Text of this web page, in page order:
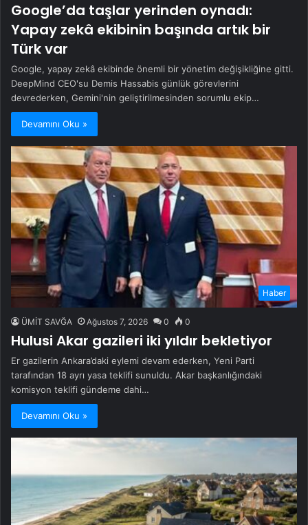
Google’da taşlar yerinden oynadı:
Yapay zekâ ekibinin başında artık bir
Türk var
Google, yapay zekâ ekibinde önemli bir yönetim değişikliğine gitti.
DeepMind CEO'su Demis Hassabis günlük görevlerini
devrederken, Gemini'nin geliştirilmesinden sorumlu ekip…
Devamını Oku »
Haber
ÜMİT SAVĞA Ağustos 7, 2026 0 0
Hulusi Akar gazileri iki yıldır bekletiyor
Er gazilerin Ankara’daki eylemi devam ederken, Yeni Parti
tarafından 18 ayrı yasa teklifi sunuldu. Akar başkanlığındaki
komisyon teklifi gündeme dahi…
Devamını Oku »